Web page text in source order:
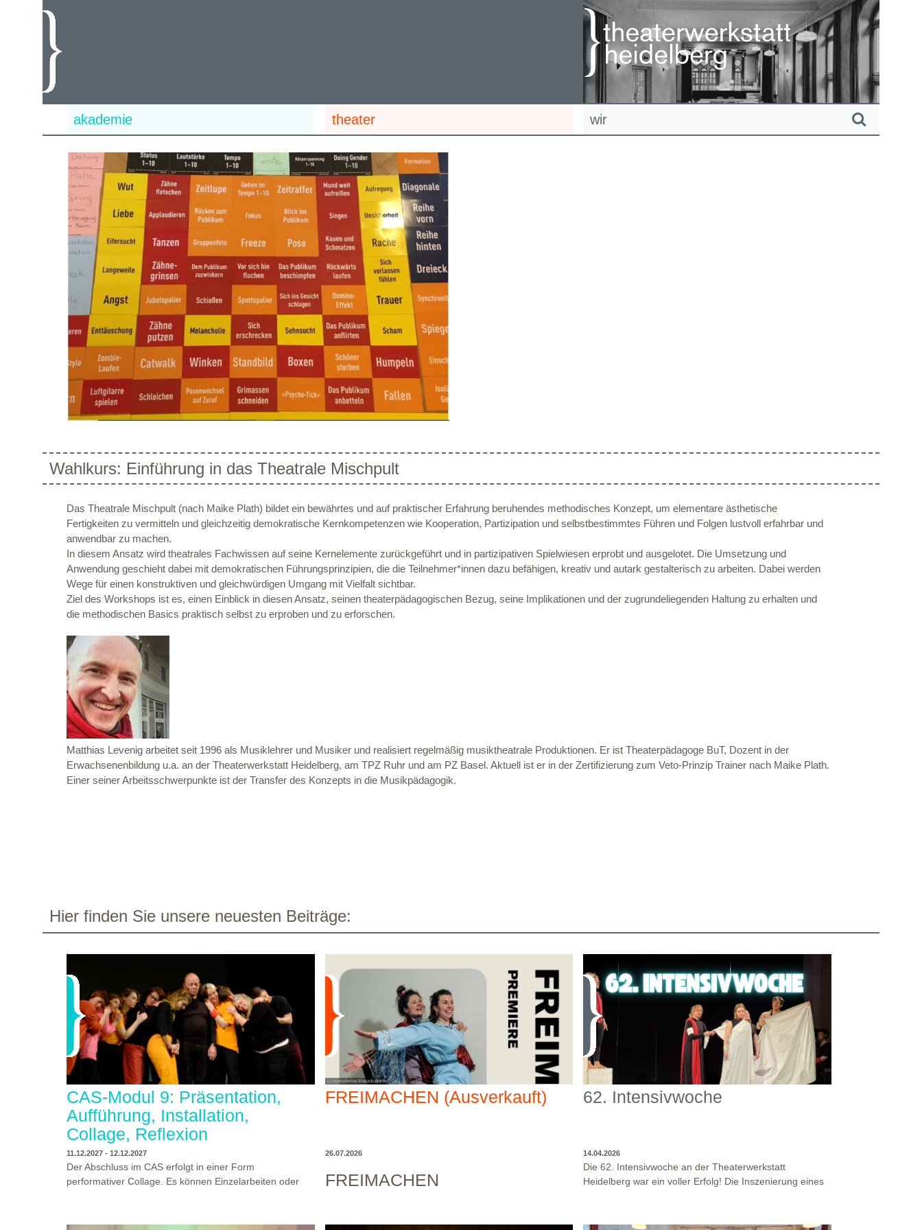
akademie theater wir
Wahlkurs: Einführung in das Theatrale Mischpult
Das Theatrale Mischpult (nach Maike Plath) bildet ein bewährtes und auf praktischer Erfahrung beruhendes methodisches Konzept, um elementare ästhetische
Fertigkeiten zu vermitteln und gleichzeitig demokratische Kernkompetenzen wie Kooperation, Partizipation und selbstbestimmtes Führen und Folgen lustvoll erfahrbar und
anwendbar zu machen.
In diesem Ansatz wird theatrales Fachwissen auf seine Kernelemente zurückgeführt und in partizipativen Spielwiesen erprobt und ausgelotet. Die Umsetzung und
Anwendung geschieht dabei mit demokratischen Führungsprinzipien, die die Teilnehmer*innen dazu befähigen, kreativ und autark gestalterisch zu arbeiten. Dabei werden
Wege für einen konstruktiven und gleichwürdigen Umgang mit Vielfalt sichtbar.
Ziel des Workshops ist es, einen Einblick in diesen Ansatz, seinen theaterpädagogischen Bezug, seine Implikationen und der zugrundeliegenden Haltung zu erhalten und
die methodischen Basics praktisch selbst zu erproben und zu erforschen.
Matthias Levenig arbeitet seit 1996 als Musiklehrer und Musiker und realisiert regelmäßig musiktheatrale Produktionen. Er ist Theaterpädagoge BuT, Dozent in der
Erwachsenenbildung u.a. an der Theaterwerkstatt Heidelberg, am TPZ Ruhr und am PZ Basel. Aktuell ist er in der Zertifizierung zum Veto-Prinzip Trainer nach Maike Plath.
Einer seiner Arbeitsschwerpunkte ist der Transfer des Konzepts in die Musikpädagogik.
Hier finden Sie unsere neuesten Beiträge:
CAS-Modul 9: Präsentation,
Aufführung, Installation,
Collage, Reflexion
11.12.2027 - 12.12.2027
Der Abschluss im CAS erfolgt in einer Form
performativer Collage. Es können Einzelarbeiten oder
Ergebnisse Prozesse und Formate aus dem
FREIMACHEN (Ausverkauft)
26.07.2026
FREIMACHEN
62. Intensivwoche
14.04.2026
Die 62. Intensivwoche an der Theaterwerkstatt
Heidelberg war ein voller Erfolg! Die Inszenierung eines
diese Woche. Es fand eine intensive